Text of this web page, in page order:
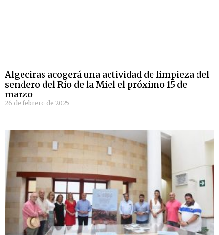
Algeciras acogerá una actividad de limpieza del
sendero del Río de la Miel el próximo 15 de
marzo
26 de febrero de 2025